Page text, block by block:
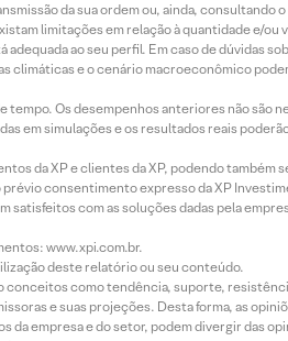
da sua ordem ou, ainda, consultando
limitações em relação à quantidade e/ou
ao seu perfil. Em caso de dúvidas
climáticas e o cenário macroeconômico
Os desempenhos anteriores não são
em simulações e os resultados reais
da XP e clientes da XP, podendo também
prévio consentimento expresso da XP
satisfeitos com as soluções dadas pela
www.xpi.com.br.
deste relatório ou seu conteúdo.
conceitos como tendência, suporte,
e suas projeções. Desta forma, as
empresa e do setor, podem divergir das